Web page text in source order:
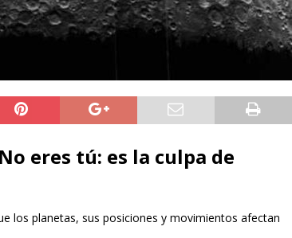
eres tú: es la culpa de
los planetas, sus posiciones y movimientos afectan